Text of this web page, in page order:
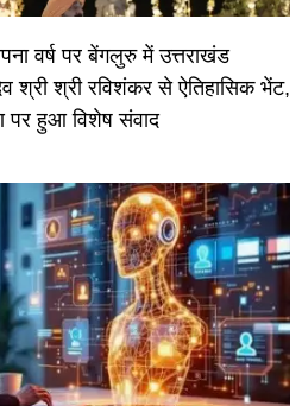
वर्ष पर बेंगलुरु में उत्तराखंड
श्री श्री रविशंकर से ऐतिहासिक भेंट,
पर हुआ विशेष संवाद